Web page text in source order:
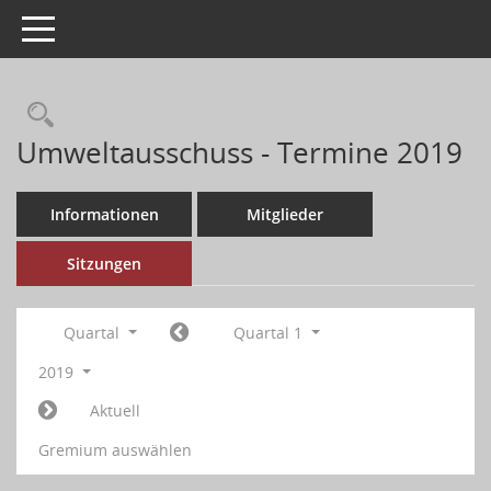
Toggle navigation
Umweltausschuss - Termine 2019
Informationen Mitglieder
Sitzungen
Quartal
Quartal 1
2019
Aktuell
Gremium auswählen